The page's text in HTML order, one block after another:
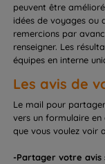
peuvent être
idées de voyages ou
remercions par
renseigner. Les
équipes en interne
Les avis de
Le mail pour
vers un formulaire en
que vous voulez voir
-Partager votre